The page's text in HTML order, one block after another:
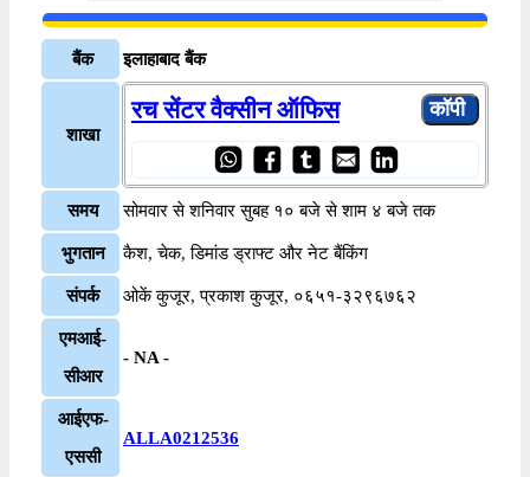
बैंक इलाहाबाद बैंक
शाखा
रच सेंटर वैक्सीन ऑफिस
समय सोमवार से शनिवार सुबह १० बजे से शाम ४ बजे तक
भुगतान कैश, चेक, डिमांड ड्राफ्ट और नेट बैंकिंग
संपर्क ओकें कुजूर, प्रकाश कुजूर, ०६५१-३२९६७६२
एमआई-
सीआर
- NA -
आईएफ-
एससी
ALLA0212536